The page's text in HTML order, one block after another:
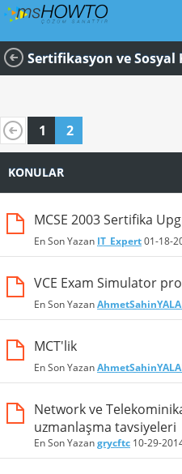
Sertifikasyon ve Sosyal
1 2
KONULAR
MCSE 2003 Sertifika
En Son Yazan IT_Expert01-18-
VCE Exam Simulator
En Son Yazan
MCT'lik
En Son Yazan
Network ve
uzmanlaşma tavsiyeleri
En Son Yazangrycftc 10-29-